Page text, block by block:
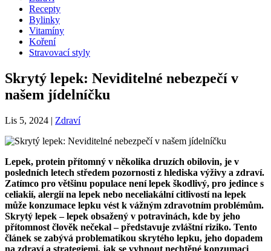
Recepty
Bylinky
Vitamíny
Koření
Stravovací styly
Skrytý lepek: Neviditelné nebezpečí v
našem jídelníčku
Lis 5, 2024 | Zdraví
Lepek, protein přítomný v několika druzích obilovin, je v
posledních letech středem pozornosti z hlediska výživy a zdraví.
Zatímco pro většinu populace není lepek škodlivý, pro jedince s
celiakií, alergií na lepek nebo neceliakální citlivostí na lepek
může konzumace lepku vést k vážným zdravotním problémům.
Skrytý lepek – lepek obsažený v potravinách, kde by jeho
přítomnost člověk nečekal – představuje zvláštní riziko. Tento
článek se zabývá problematikou skrytého lepku, jeho dopadem
na zdraví a strategiemi, jak se vyhnout nechtěné konzumaci